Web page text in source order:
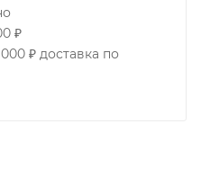
₽
₽ доставка по